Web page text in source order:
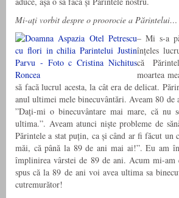
Mi-ați vorbit despre o proorocie a Părintelui…
– Mi s-a
înțeles
că
moartea
să facă lucrul acesta, la cât era de delicat.
anul ultimei mele binecuvântări. Aveam 80
”Dați-mi o binecuvântare mai mare, că nu
ultima.”. Aveam atunci niște probleme de
Părintele a stat puțin, ca și când ar fi făcut un
măi, că până la 89 de ani mai ai!”. Eu am
împlinirea vârstei de 89 de ani. Acum mi-am
spus că la 89 de ani voi avea ultima sa
cutremurător!